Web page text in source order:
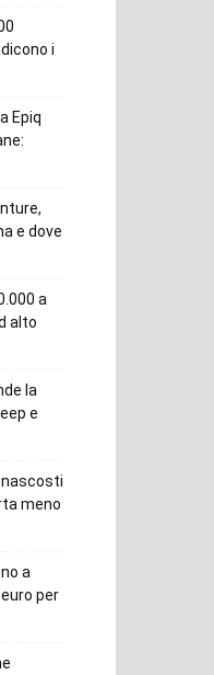
i
Epiq
e dove
a
alto
la
e
meno
a
per